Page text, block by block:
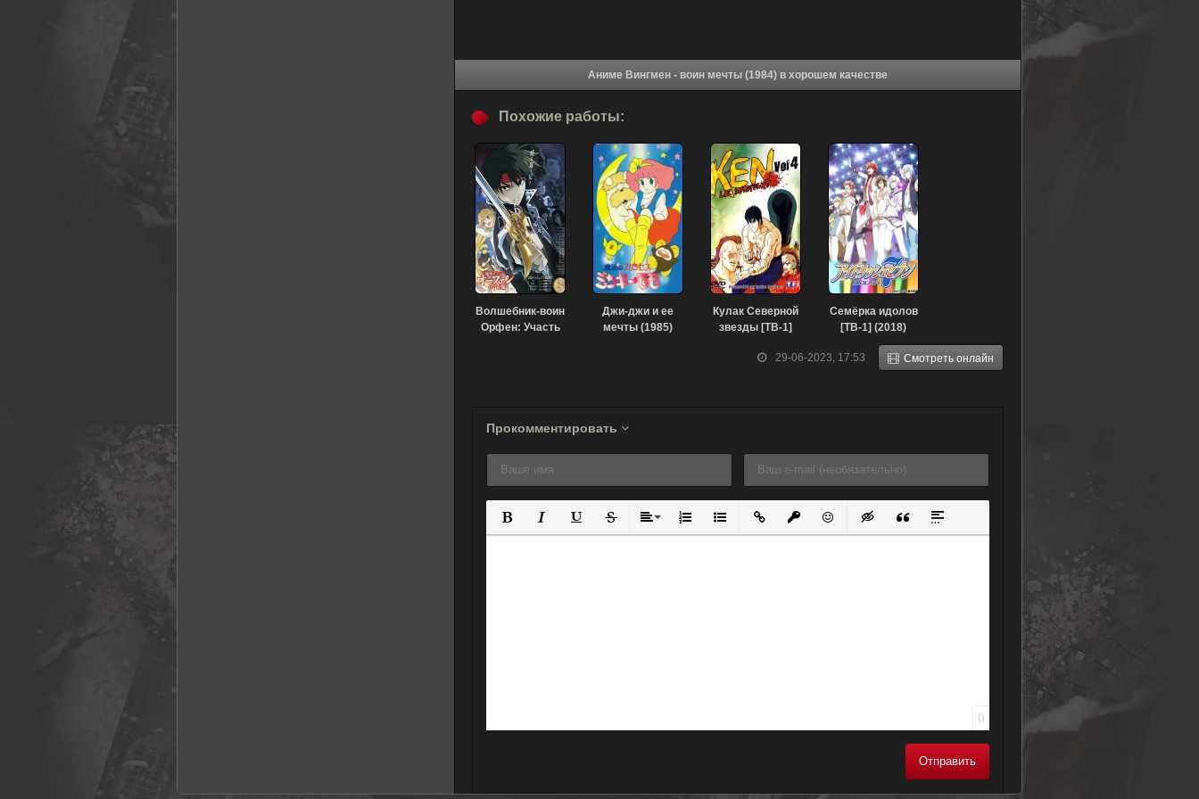
Аниме Вингмен - воин мечты (1984) в хорошем качестве
29-06-2023, 17:53 Смотреть онлайн
Похожие работы:
Волшебник-воин
Орфен: Участь
Джи-джи и ее
мечты (1985)
Кулак Северной
звезды [ТВ-1]
Семёрка идолов
[ТВ-1] (2018)
Прокомментировать
Полужирный
КурсивПодчеркнутый
ЗачеркнутыйВыравнивание
Нумерованный список
Маркированный список
Вставить ссылку
Вставить защищенную ссылку
Вставить смайлик
Вставка скрытого текста
Вставка цитаты
Вставка спойлера
0
Отправить